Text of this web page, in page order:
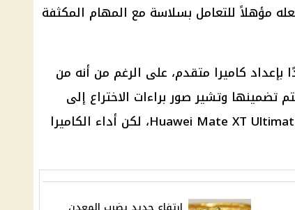
مما يجعله مؤهلاً للتعامل بسلاسة مع المهام المكثفة
كاميرا متقدم، على الرغم من أنه من
تضمينها وتشير صور براءات الاختراع إلى
جزيرة كاميرا أصغر مقارنة بهاتف Huawei Mate XT Ultimate، لكن أداء الكاميرا